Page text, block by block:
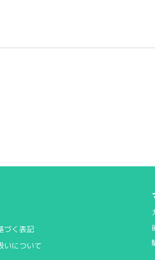
づく表記
いについて